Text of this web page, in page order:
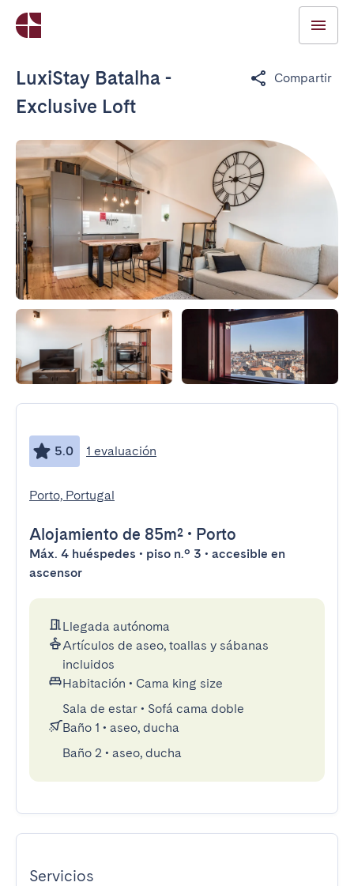
LuxiStay Batalha -
Exclusive Loft
Compartir
5.0 1 evaluación
Porto, Portugal
Alojamiento de 85m² • Porto
Máx. 4 huéspedes • piso n.º 3 • accesible en
ascensor
Llegada autónoma
Artículos de aseo, toallas y sábanas
incluidos
Habitación • Cama king size
Sala de estar • Sofá cama doble
Baño 1 • aseo, ducha
Baño 2 • aseo, ducha
Servicios